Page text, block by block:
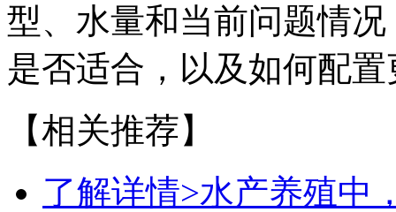
型、水量和当前问题情
是否适合，以及如何配
【相关推荐】
了解详情>水产养殖中